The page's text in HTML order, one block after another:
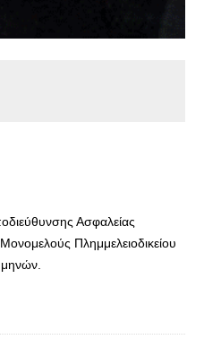
Ασφαλείας
Πλημμελειοδικείου
μηνών.